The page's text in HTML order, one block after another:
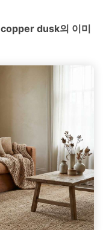
dusk의 이미